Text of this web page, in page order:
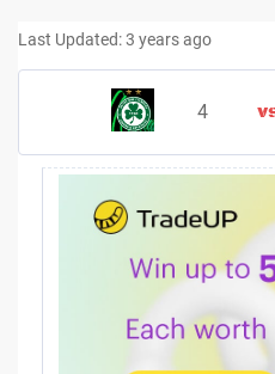
Last Updated: 3 years ago
4